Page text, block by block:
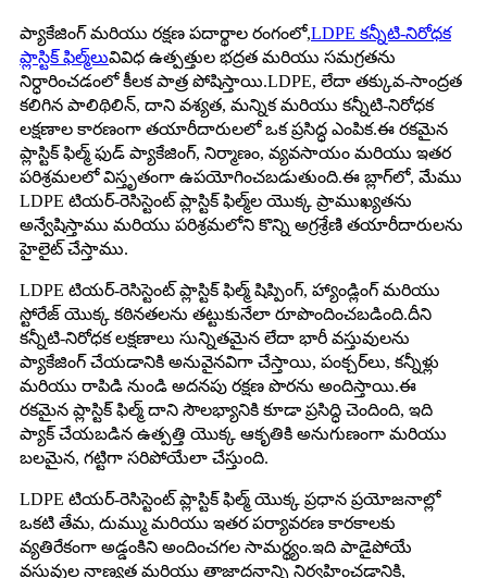
ప్యాకేజింగ్ మరియు రక్షణ పదార్థాల రంగంలో,LDPE కన్నీటి-నిరోధక
ప్లాస్టిక్ ఫిల్మ్‌లువివిధ ఉత్పత్తుల భద్రత మరియు సమగ్రతను
నిర్ధారించడంలో కీలక పాత్ర పోషిస్తాయి.LDPE, లేదా తక్కువ-సాంద్రత
కలిగిన పాలిథిలిన్, దాని వశ్యత, మన్నిక మరియు కన్నీటి-నిరోధక
లక్షణాల కారణంగా తయారీదారులలో ఒక ప్రసిద్ధ ఎంపిక.ఈ రకమైన
ప్లాస్టిక్ ఫిల్మ్ ఫుడ్ ప్యాకేజింగ్, నిర్మాణం, వ్యవసాయం మరియు ఇతర
పరిశ్రమలలో విస్తృతంగా ఉపయోగించబడుతుంది.ఈ బ్లాగ్‌లో, మేము
LDPE టియర్-రెసిస్టెంట్ ప్లాస్టిక్ ఫిల్మ్‌ల యొక్క ప్రాముఖ్యతను
అన్వేషిస్తాము మరియు పరిశ్రమలోని కొన్ని అగ్రశ్రేణి తయారీదారులను
హైలైట్ చేస్తాము.
LDPE టియర్-రెసిస్టెంట్ ప్లాస్టిక్ ఫిల్మ్ షిప్పింగ్, హ్యాండ్లింగ్ మరియు
స్టోరేజ్ యొక్క కఠినతలను తట్టుకునేలా రూపొందించబడింది.దీని
కన్నీటి-నిరోధక లక్షణాలు సున్నితమైన లేదా భారీ వస్తువులను
ప్యాకేజింగ్ చేయడానికి అనువైనవిగా చేస్తాయి, పంక్చర్‌లు, కన్నీళ్లు
మరియు రాపిడి నుండి అదనపు రక్షణ పొరను అందిస్తాయి.ఈ
రకమైన ప్లాస్టిక్ ఫిల్మ్ దాని సౌలభ్యానికి కూడా ప్రసిద్ధి చెందింది, ఇది
ప్యాక్ చేయబడిన ఉత్పత్తి యొక్క ఆకృతికి అనుగుణంగా మరియు
బలమైన, గట్టిగా సరిపోయేలా చేస్తుంది.
LDPE టియర్-రెసిస్టెంట్ ప్లాస్టిక్ ఫిల్మ్ యొక్క ప్రధాన ప్రయోజనాల్లో
ఒకటి తేమ, దుమ్ము మరియు ఇతర పర్యావరణ కారకాలకు
వ్యతిరేకంగా అడ్డంకిని అందించగల సామర్థ్యం.ఇది పాడైపోయే
వస్తువుల నాణ్యత మరియు తాజాదనాన్ని నిర్వహించడానికి,